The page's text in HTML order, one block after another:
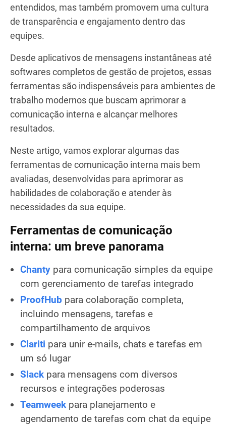
entendidos, mas também promovem uma cultura
de transparência e engajamento dentro das
equipes.
Desde aplicativos de mensagens instantâneas até
softwares completos de gestão de projetos, essas
ferramentas são indispensáveis para ambientes de
trabalho modernos que buscam aprimorar a
comunicação interna e alcançar melhores
resultados.
Neste artigo, vamos explorar algumas das
ferramentas de comunicação interna mais bem
avaliadas, desenvolvidas para aprimorar as
habilidades de colaboração e atender às
necessidades da sua equipe.
Ferramentas de comunicação
interna: um breve panorama
Chanty para comunicação simples da equipe
com gerenciamento de tarefas integrado
ProofHub para colaboração completa,
incluindo mensagens, tarefas e
compartilhamento de arquivos
Clariti para unir e-mails, chats e tarefas em
um só lugar
Slack para mensagens com diversos
recursos e integrações poderosas
Teamweek para planejamento e
agendamento de tarefas com chat da equipe